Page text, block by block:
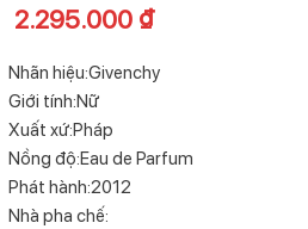
2.295.000 ₫
Nhãn hiệu:Givenchy
Giới tính:Nữ
Xuất xứ:Pháp
Nồng độ:Eau de Parfum
Phát hành:2012
Nhà pha chế: